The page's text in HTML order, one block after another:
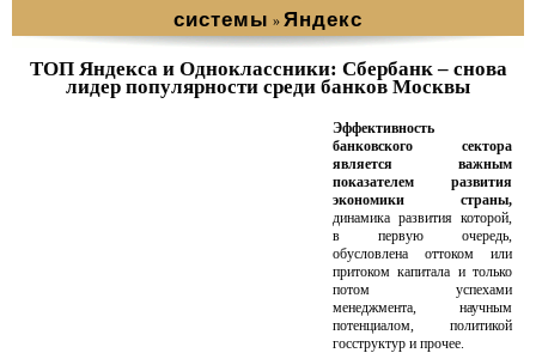
системы » Яндекс
ТОП Яндекса и Одноклассники: Сбербанк – снова
лидер популярности среди банков Москвы
Эффективность
банковского сектора
является важным
показателем развития
экономики страны,
динамика развития которой,
в первую очередь,
обусловлена оттоком или
притоком капитала и только
потом успехами
менеджмента, научным
потенциалом, политикой
госструктур и прочее.